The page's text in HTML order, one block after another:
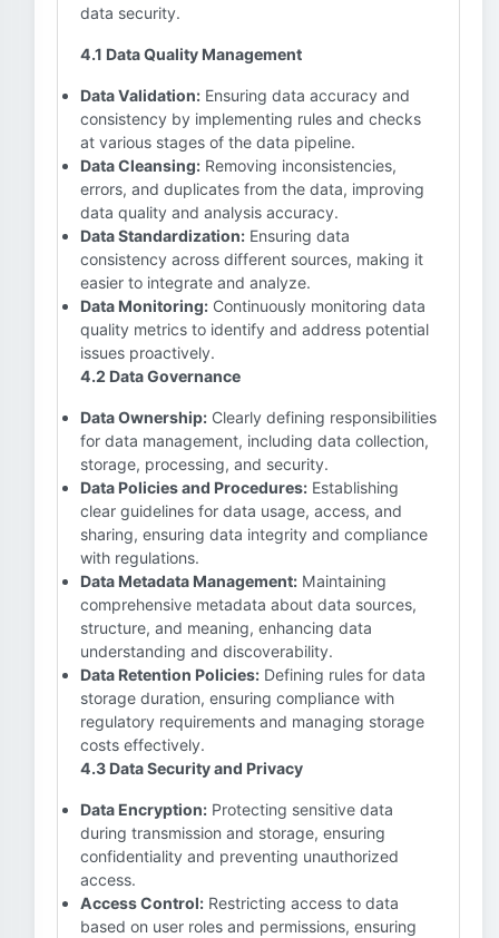
data security.
4.1 Data Quality Management
Data Validation: Ensuring data accuracy and
consistency by implementing rules and checks
at various stages of the data pipeline.
Data Cleansing: Removing inconsistencies,
errors, and duplicates from the data, improving
data quality and analysis accuracy.
Data Standardization: Ensuring data
consistency across different sources, making it
easier to integrate and analyze.
Data Monitoring: Continuously monitoring data
quality metrics to identify and address potential
issues proactively.
4.2 Data Governance
Data Ownership: Clearly defining responsibilities
for data management, including data collection,
storage, processing, and security.
Data Policies and Procedures: Establishing
clear guidelines for data usage, access, and
sharing, ensuring data integrity and compliance
with regulations.
Data Metadata Management: Maintaining
comprehensive metadata about data sources,
structure, and meaning, enhancing data
understanding and discoverability.
Data Retention Policies: Defining rules for data
storage duration, ensuring compliance with
regulatory requirements and managing storage
costs effectively.
4.3 Data Security and Privacy
Data Encryption: Protecting sensitive data
during transmission and storage, ensuring
confidentiality and preventing unauthorized
access.
Access Control: Restricting access to data
based on user roles and permissions, ensuring